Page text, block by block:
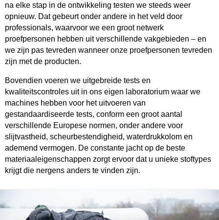
na elke stap in de ontwikkeling testen we steeds weer
opnieuw. Dat gebeurt onder andere in het veld door
professionals, waarvoor we een groot netwerk
proefpersonen hebben uit verschillende vakgebieden – en
we zijn pas tevreden wanneer onze proefpersonen tevreden
zijn met de producten.
Bovendien voeren we uitgebreide tests en
kwaliteitscontroles uit in ons eigen laboratorium waar we
machines hebben voor het uitvoeren van
gestandaardiseerde tests, conform een groot aantal
verschillende Europese normen, onder andere voor
slijtvastheid, scheurbestendigheid, waterdrukkolom en
ademend vermogen. De constante jacht op de beste
materiaaleigenschappen zorgt ervoor dat u unieke stoftypes
krijgt die nergens anders te vinden zijn.